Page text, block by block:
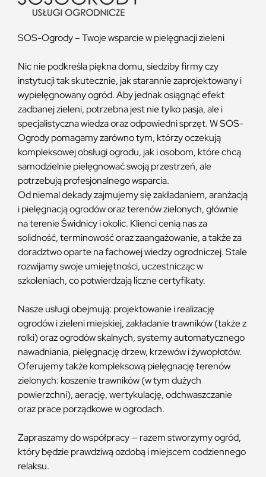
SOS-Ogrody – Twoje wsparcie w pielęgnacji zieleni
Nic nie podkreśla piękna domu, siedziby firmy czy
instytucji tak skutecznie, jak starannie zaprojektowany i
wypielęgnowany ogród. Aby jednak osiągnąć efekt
zadbanej zieleni, potrzebna jest nie tylko pasja, ale i
specjalistyczna wiedza oraz odpowiedni sprzęt. W SOS-
Ogrody pomagamy zarówno tym, którzy oczekują
kompleksowej obsługi ogrodu, jak i osobom, które chcą
samodzielnie pielęgnować swoją przestrzeń, ale
potrzebują profesjonalnego wsparcia.
Od niemal dekady zajmujemy się zakładaniem, aranżacją
i pielęgnacją ogrodów oraz terenów zielonych, głównie
na terenie Świdnicy i okolic. Klienci cenią nas za
solidność, terminowość oraz zaangażowanie, a także za
doradztwo oparte na fachowej wiedzy ogrodniczej. Stale
rozwijamy swoje umiejętności, uczestnicząc w
szkoleniach, co potwierdzają liczne certyfikaty.
Nasze usługi obejmują: projektowanie i realizację
ogrodów i zieleni miejskiej, zakładanie trawników (także z
rolki) oraz ogrodów skalnych, systemy automatycznego
nawadniania, pielęgnację drzew, krzewów i żywopłotów.
Oferujemy także kompleksową pielęgnację terenów
zielonych: koszenie trawników (w tym dużych
powierzchni), aerację, wertykulację, odchwaszczanie
oraz prace porządkowe w ogrodach.
Zapraszamy do współpracy — razem stworzymy ogród,
który będzie prawdziwą ozdobą i miejscem codziennego
relaksu.